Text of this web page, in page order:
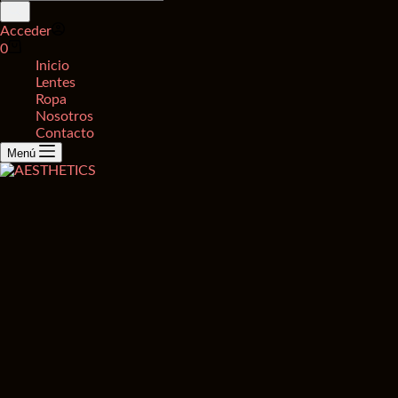
de
productos
Acceder
Carro
compra
0
Inicio
Lentes
Ropa
Nosotros
Contacto
Menú